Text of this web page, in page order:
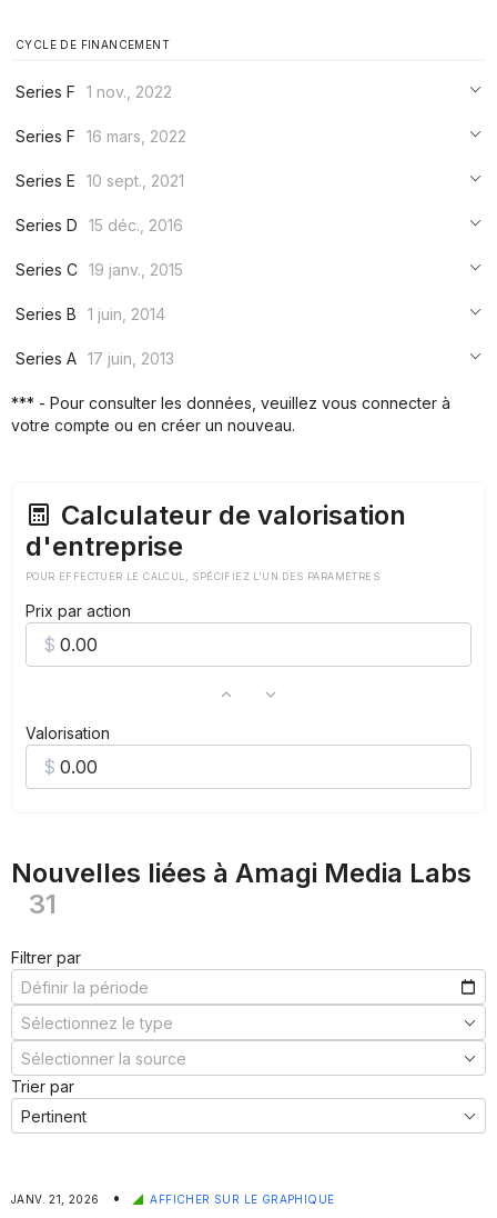
CYCLE DE FINANCEMENT
Series F
1 nov., 2022
***
Series F
16 mars, 2022
***
Series E
10 sept., 2021
***
Series D
15 déc., 2016
***
Series C 19 janv., 2015
***
Series B
1 juin, 2014
***
Series A 17 juin, 2013
*** - Pour consulter les données, veuillez vous connecter à
votre compte ou en créer un nouveau.
Calculateur de valorisation
d'entreprise
POUR EFFECTUER LE CALCUL, SPÉCIFIEZ L'UN DES PARAMÈTRES
Prix par action
Valorisation
Nouvelles liées à Amagi Media Labs
31
Filtrer par
Trier par
JANV. 21, 2026 • AFFICHER SUR LE GRAPHIQUE